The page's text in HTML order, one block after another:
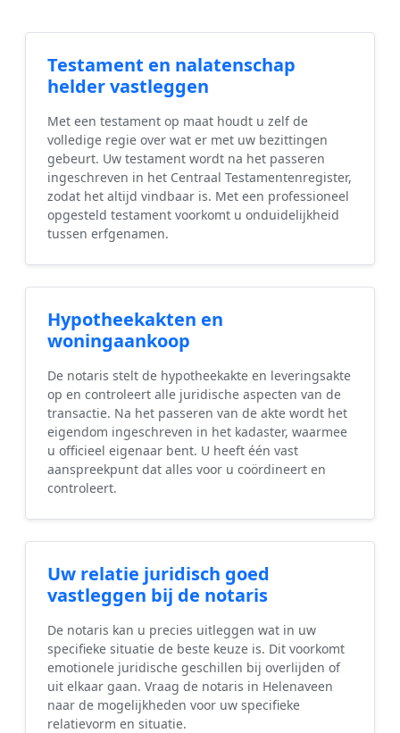
Testament en nalatenschap
helder vastleggen
Met een testament op maat houdt u zelf de
volledige regie over wat er met uw bezittingen
gebeurt. Uw testament wordt na het passeren
ingeschreven in het Centraal Testamentenregister,
zodat het altijd vindbaar is. Met een professioneel
opgesteld testament voorkomt u onduidelijkheid
tussen erfgenamen.
Hypotheekakten en
woningaankoop
De notaris stelt de hypotheekakte en leveringsakte
op en controleert alle juridische aspecten van de
transactie. Na het passeren van de akte wordt het
eigendom ingeschreven in het kadaster, waarmee
u officieel eigenaar bent. U heeft één vast
aanspreekpunt dat alles voor u coördineert en
controleert.
Uw relatie juridisch goed
vastleggen bij de notaris
De notaris kan u precies uitleggen wat in uw
specifieke situatie de beste keuze is. Dit voorkomt
emotionele juridische geschillen bij overlijden of
uit elkaar gaan. Vraag de notaris in Helenaveen
naar de mogelijkheden voor uw specifieke
relatievorm en situatie.